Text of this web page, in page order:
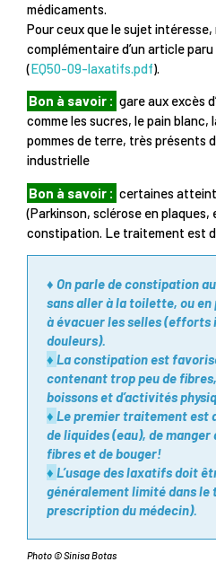
médicaments.
Pour ceux que le sujet
complémentaire d’un article
(EQ50-09-laxatifs.pdf).
Bon à savoir : gare aux excès
comme les sucres, le pain blanc,
pommes de terre, très présents
industrielle
Bon à savoir : certaines
(Parkinson, sclérose en
constipation. Le traitement est
♦ On parle de constipation
sans aller à la toilette, ou
à évacuer les selles
douleurs).
♦ La constipation est
contenant trop peu de
boissons et d’activités
♦ Le premier traitement est
de liquides (eau), de
fibres et de bouger!
♦ L’usage des laxatifs doit
généralement limité dans le
prescription du médecin).
Photo © Sinisa Botas